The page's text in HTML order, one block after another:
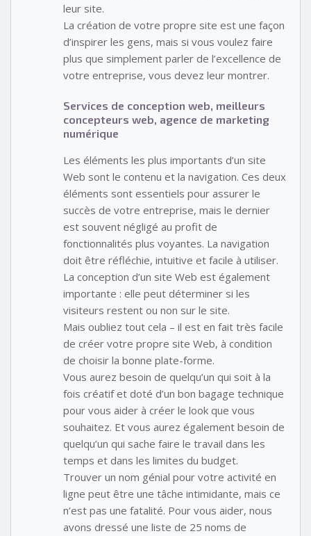
leur site.
La création de votre propre site est une façon
d’inspirer les gens, mais si vous voulez faire
plus que simplement parler de l’excellence de
votre entreprise, vous devez leur montrer.
Services de conception web, meilleurs
concepteurs web, agence de marketing
numérique
Les éléments les plus importants d’un site
Web sont le contenu et la navigation. Ces deux
éléments sont essentiels pour assurer le
succès de votre entreprise, mais le dernier
est souvent négligé au profit de
fonctionnalités plus voyantes. La navigation
doit être réfléchie, intuitive et facile à utiliser.
La conception d’un site Web est également
importante : elle peut déterminer si les
visiteurs restent ou non sur le site.
Mais oubliez tout cela – il est en fait très facile
de créer votre propre site Web, à condition
de choisir la bonne plate-forme.
Vous aurez besoin de quelqu’un qui soit à la
fois créatif et doté d’un bon bagage technique
pour vous aider à créer le look que vous
souhaitez. Et vous aurez également besoin de
quelqu’un qui sache faire le travail dans les
temps et dans les limites du budget.
Trouver un nom génial pour votre activité en
ligne peut être une tâche intimidante, mais ce
n’est pas une fatalité. Pour vous aider, nous
avons dressé une liste de 25 noms de